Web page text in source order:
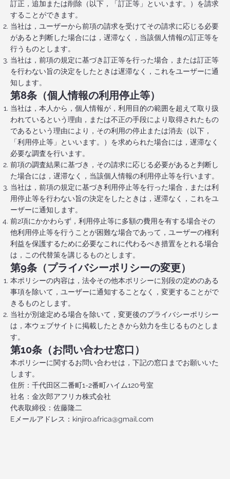
訂正，追加または削除（以下，「訂正等」といいます。）を請求
することができます。
当社は，ユーザーから前項の請求を受けてその請求に応じる必要
があると判断した場合には，遅滞なく，当該個人情報の訂正等を
行うものとします。
当社は，前項の規定に基づき訂正等を行った場合，または訂正等
を行わない旨の決定をしたときは遅滞なく，これをユーザーに通
知します。
第8条（個人情報の利用停止等）
当社は，本人から，個人情報が，利用目的の範囲を超えて取り扱
われているという理由，または不正の手段により取得されたもの
であるという理由により，その利用の停止または消去（以下，
「利用停止等」といいます。）を求められた場合には，遅滞なく
必要な調査を行います。
前項の調査結果に基づき，その請求に応じる必要があると判断し
た場合には，遅滞なく，当該個人情報の利用停止等を行います。
当社は，前項の規定に基づき利用停止等を行った場合，または利
用停止等を行わない旨の決定をしたときは，遅滞なく，これをユ
ーザーに通知します。
前2項にかかわらず，利用停止等に多額の費用を有する場合その
他利用停止等を行うことが困難な場合であって，ユーザーの権利
利益を保護するために必要なこれに代わるべき措置をとれる場合
は，この代替策を講じるものとします。
第9条（プライバシーポリシーの変更）
本ポリシーの内容は，法令その他本ポリシーに別段の定めのある
事項を除いて，ユーザーに通知することなく，変更することがで
きるものとします。
当社が別途定める場合を除いて，変更後のプライバシーポリシー
は，本ウェブサイトに掲載したときから効力を生じるものとしま
す。
第10条（お問い合わせ窓口）
本ポリシーに関するお問い合わせは，下記の窓口までお願いいた
します。
住所：千代田区二番町1-2番町ハイム120号室
社名：金次郎アフリカ株式会社
代表取締役：佐藤隆二
Eメールアドレス：kinjiro.africa@gmail.com